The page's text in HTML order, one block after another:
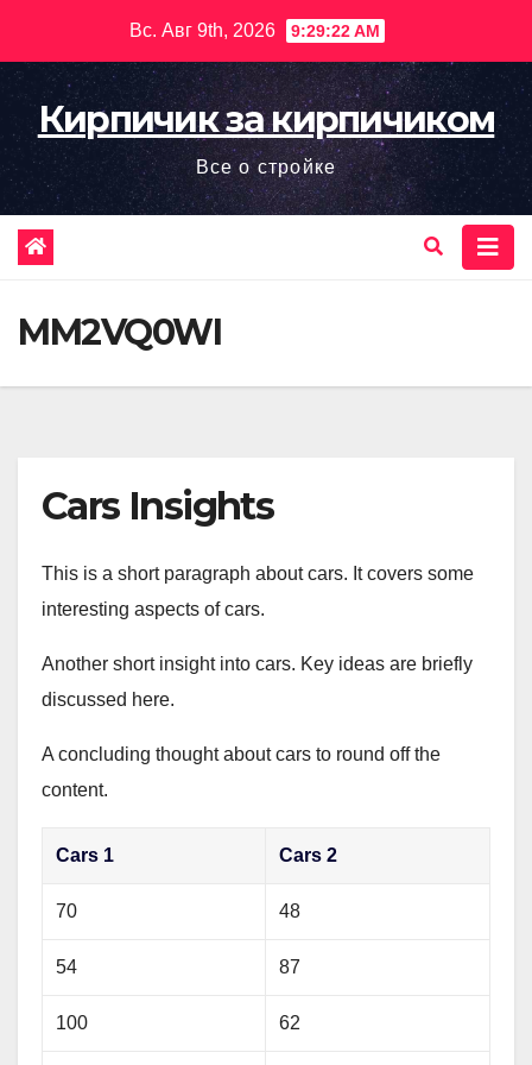
содержимому
Вс. Авг 9th, 2026 9:29:23 AM
Кирпичик за кирпичиком
Все о стройке
MM2VQ0WI
Cars Insights
This is a short paragraph about cars. It covers some
interesting aspects of cars.
Another short insight into cars. Key ideas are briefly
discussed here.
A concluding thought about cars to round off the
content.
Cars 1 Cars 2
70 48
54 87
100 62